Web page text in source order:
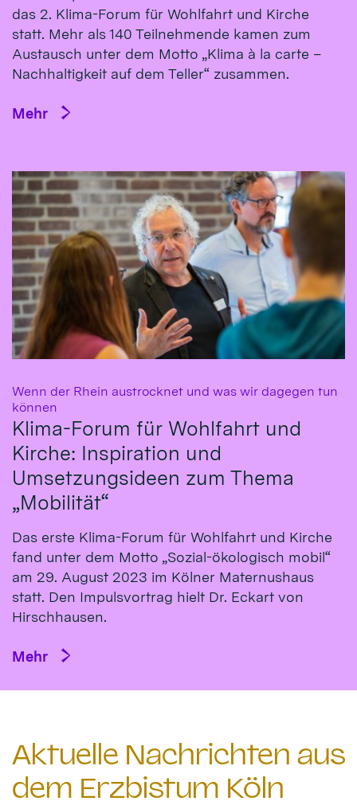
das 2. Klima-Forum für Wohlfahrt und Kirche
statt. Mehr als 140 Teilnehmende kamen zum
Austausch unter dem Motto „Klima à la carte –
Nachhaltigkeit auf dem Teller“ zusammen.
Mehr
Wenn der Rhein austrocknet und was wir dagegen tun
können
Klima-Forum für Wohlfahrt und
Kirche: Inspiration und
Umsetzungsideen zum Thema
„Mobilität“
Das erste Klima-Fo­rum für Wohl­fahrt und Kirche
fand un­ter dem Mot­to „So­zial-öko­logisch mo­bil“
am 29. Au­gust 2023 im Köl­ner Ma­ternus­haus
statt. Den Impulsvortrag hielt Dr. Eckart von
Hirsch­hausen.
Mehr
Aktuelle Nachrichten aus
dem Erzbistum Köln